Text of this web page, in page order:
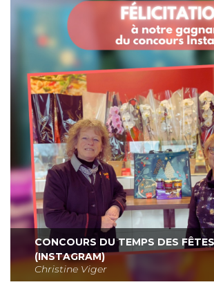
CONCOURS DU TEMPS DES FÊTES
(INSTAGRAM)
Christine Viger